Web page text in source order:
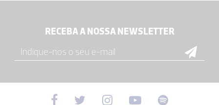
RECEBA A NOSSA NEWSLETTER